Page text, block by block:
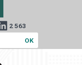
2 563